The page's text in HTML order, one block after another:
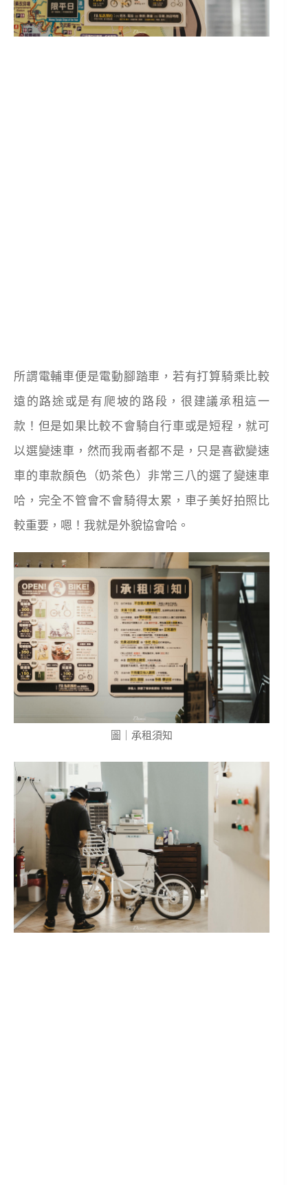
所謂電輔車便是電動腳踏車，若有打算騎乘比較
遠的路途或是有爬坡的路段，很建議承租這一
款！但是如果比較不會騎自行車或是短程，就可
以選變速車，然而我兩者都不是，只是喜歡變速
車的車款顏色（奶茶色）非常三八的選了變速車
哈，完全不管會不會騎得太累，車子美好拍照比
較重要，嗯！我就是外貌協會哈。
圖｜承租須知